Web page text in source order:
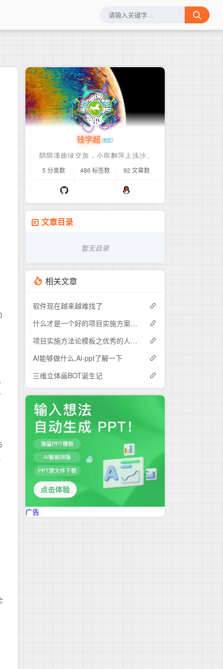
钱学超
5 分类数 486 标签数 92 文章数
文章目录
暂无目录
相关文章
软件现在越来越难找了
什么才是一个好的项目实施方案呢？
项目实施方法论模板之优秀的人总是这么强悍
AI能够做什么,Ai-ppt了解一下
三维立体画BOT诞生记
广告